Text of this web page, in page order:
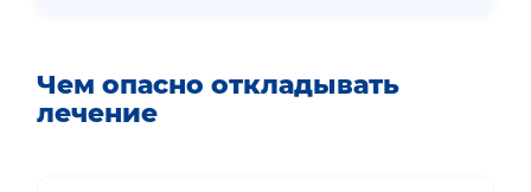
Чем опасно откладывать
лечение